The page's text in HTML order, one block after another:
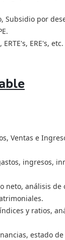
Subsidio por
ERE's, etc.
Ventas e
ingresos,
neto, análisis
y ratios,
estado